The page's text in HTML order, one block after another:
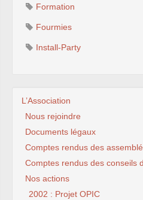
Formation
Fourmies
Install-Party
L’Association
Nous rejoindre
Documents légaux
Comptes rendus des
Comptes rendus des conseils
Nos actions
2002 : Projet OPIC